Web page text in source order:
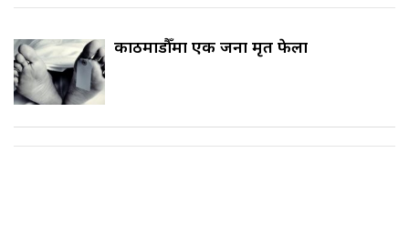
काठमाडौँमा एक जना मृत फेला